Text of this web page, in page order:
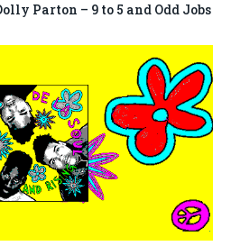
Parton – 9 to 5 and Odd Jobs